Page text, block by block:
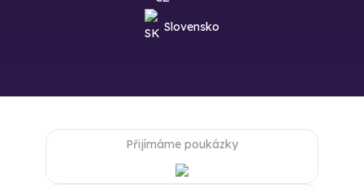
Slovensko
Přijímáme poukázky